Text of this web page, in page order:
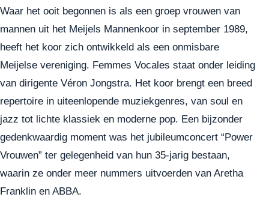
Waar het ooit begonnen is als een groep vrouwen van
mannen uit het Meijels Mannenkoor in september 1989,
heeft het koor zich ontwikkeld als een onmisbare
Meijelse vereniging. Femmes Vocales staat onder leiding
van dirigente Véron Jongstra. Het koor brengt een breed
repertoire in uiteenlopende muziekgenres, van soul en
jazz tot lichte klassiek en moderne pop. Een bijzonder
gedenkwaardig moment was het jubileumconcert “Power
Vrouwen” ter gelegenheid van hun 35-jarig bestaan,
waarin ze onder meer nummers uitvoerden van Aretha
Franklin en ABBA.